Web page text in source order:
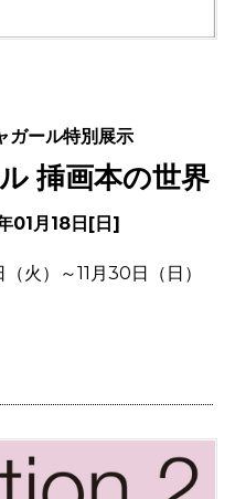
ガール特別展示
挿画本の世界
01月18日[日]
火）～11月30日（日）